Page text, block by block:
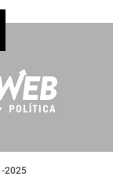
-2025